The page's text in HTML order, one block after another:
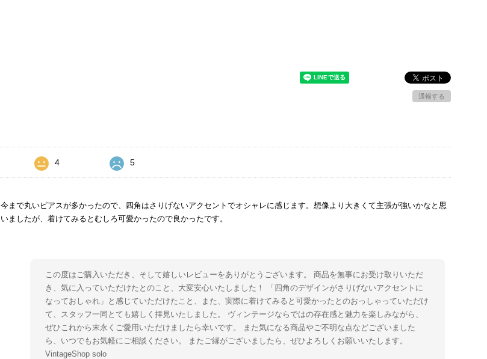
通報する
4 5
今まで丸いピアスが多かったので、四角はさりげないアクセントでオシャレに感じます。想像より大きくて主張が強いかなと思
いましたが、着けてみるとむしろ可愛かったので良かったです。
この度はご購入いただき、そして嬉しいレビューをありがとうございます。 商品を無事にお受け取りいただ
き、気に入っていただけたとのこと、大変安心いたしました！ 「四角のデザインがさりげないアクセントに
なっておしゃれ」と感じていただけたこと、また、実際に着けてみると可愛かったとのおっしゃっていただけ
て、スタッフ一同とても嬉しく拝見いたしました。 ヴィンテージならではの存在感と魅力を楽しみながら、
ぜひこれから末永くご愛用いただけましたら幸いです。 また気になる商品やご不明な点などございました
ら、いつでもお気軽にご相談ください。 またご縁がございましたら、ぜひよろしくお願いいたします。
VintageShop solo